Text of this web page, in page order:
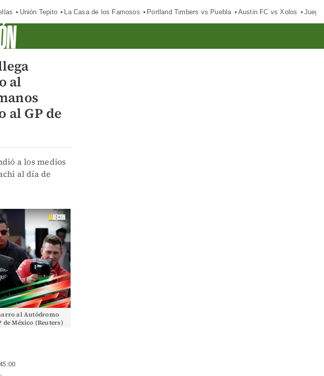
Unión Tepito La Casa de los Famosos Portland Timbers vs Puebla Austin FC vs Xolos
al
al GP de
a los medios
al día de
al Autódromo
México (Reuters)